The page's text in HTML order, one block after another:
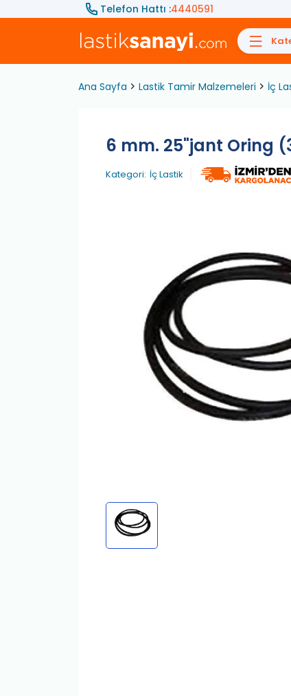
Telefon Hattı :4440591
Ana Sayfa Lastik Tamir Malzemeleri İç
6 mm. 25"jant Oring
Kategori: İç Lastik